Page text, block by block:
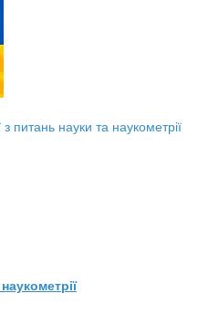
питань науки та наукометрії